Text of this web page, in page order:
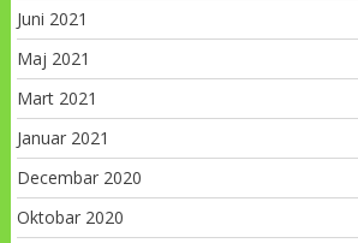
Juni 2021
Maj 2021
Mart 2021
Januar 2021
Decembar 2020
Oktobar 2020